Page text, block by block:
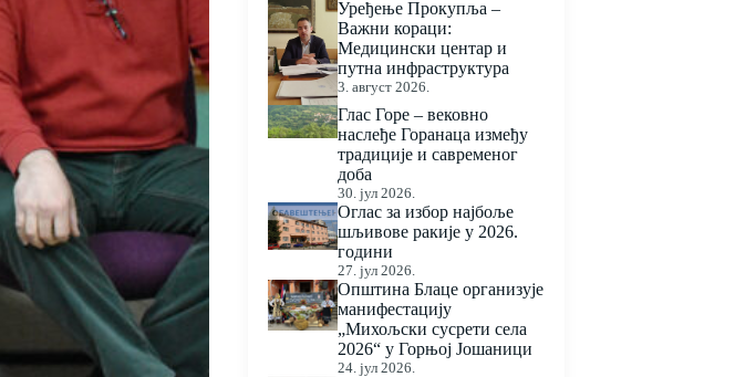
Уређење Прокупља –
Важни кораци:
Медицински центар и
путна инфраструктура
3. август 2026.
Глас Горе – вековно
наслеђе Горанаца између
традиције и савременог
доба
30. јул 2026.
Оглас за избор најбоље
шљивове ракије у 2026.
години
27. јул 2026.
Општина Блаце организује
манифестацију
„Михољски сусрети села
2026“ у Горњој Јошаници
24. јул 2026.